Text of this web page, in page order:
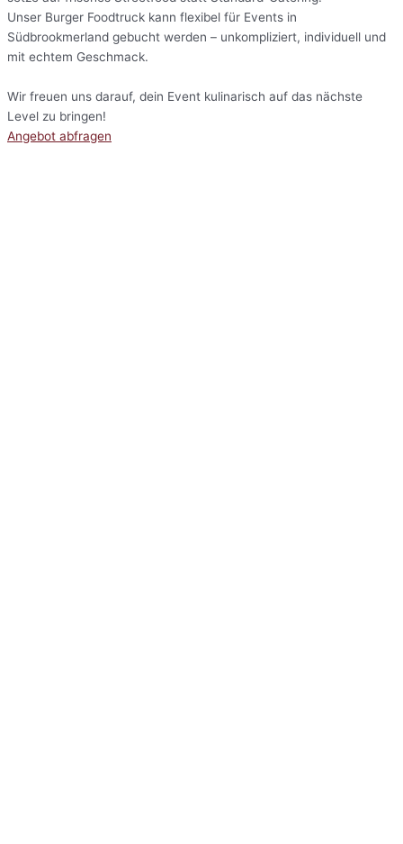
Unser Burger Foodtruck kann flexibel für Events in
Südbrookmerland gebucht werden – unkompliziert, individuell und
mit echtem Geschmack.
Wir freuen uns darauf, dein Event kulinarisch auf das nächste
Level zu bringen!
Angebot abfragen